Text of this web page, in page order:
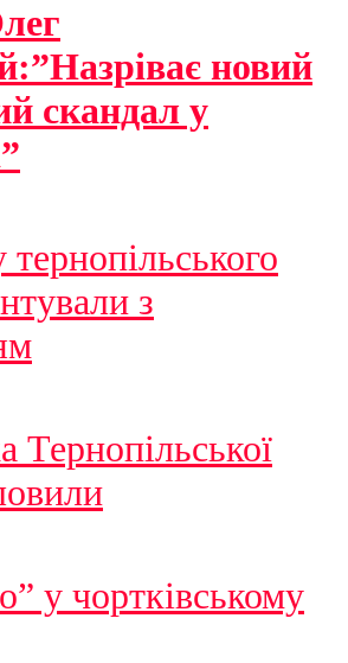
новий
скандал у
з
Тернопільської
у чортківському